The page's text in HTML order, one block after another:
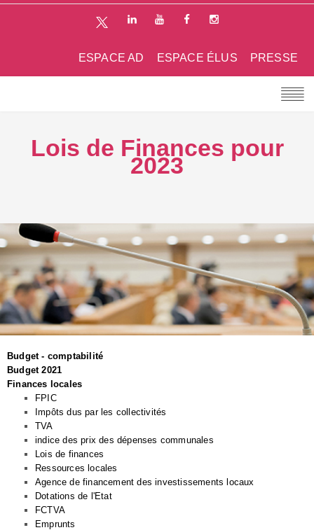
PRESSE
ESPACE ÉLUS
ESPACE AD
Lois de Finances pour
2023
Budget - comptabilité
Budget 2021
Finances locales
FPIC
Impôts dus par les collectivités
TVA
indice des prix des dépenses communales
Lois de finances
Ressources locales
Agence de financement des investissements locaux
Dotations de l'Etat
FCTVA
Emprunts